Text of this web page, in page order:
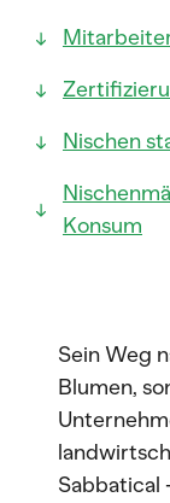
Nischen
Konsum
Sein Weg
Blumen,
Sabbatical